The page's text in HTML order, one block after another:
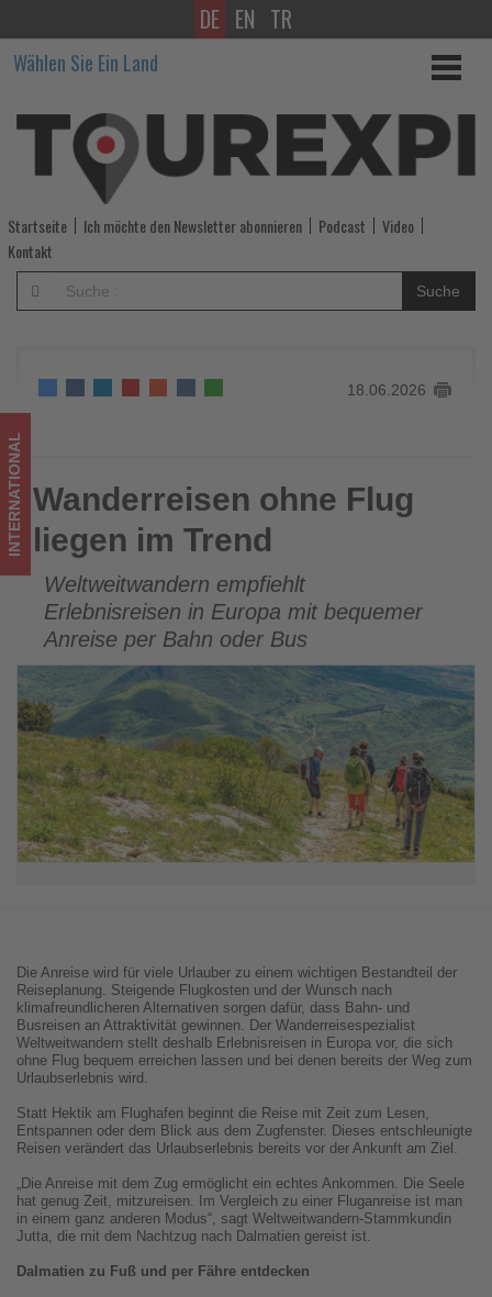
Wanderreisen
ohne
Flug
liegen
im
Trend
was
im
Tourismus
los
ist!
DE EN TR
Wählen Sie Ein Land
Startseite Ich möchte den Newsletter abonnieren Podcast
Video
Kontakt
Suche
18.06.2026
Wanderreisen ohne Flug liegen im Trend
INTERNATIONAL Wanderreisen ohne Flug
liegen im Trend
Weltweitwandern empfiehlt
Erlebnisreisen in Europa mit bequemer
Anreise per Bahn oder Bus
Die Anreise wird für viele Urlauber zu einem wichtigen Bestandteil der
Reiseplanung. Steigende Flugkosten und der Wunsch nach
klimafreundlicheren Alternativen sorgen dafür, dass Bahn- und
Busreisen an Attraktivität gewinnen. Der Wanderreisespezialist
Weltweitwandern stellt deshalb Erlebnisreisen in Europa vor, die sich
ohne Flug bequem erreichen lassen und bei denen bereits der Weg zum
Urlaubserlebnis wird.
Statt Hektik am Flughafen beginnt die Reise mit Zeit zum Lesen,
Entspannen oder dem Blick aus dem Zugfenster. Dieses entschleunigte
Reisen verändert das Urlaubserlebnis bereits vor der Ankunft am Ziel.
„Die Anreise mit dem Zug ermöglicht ein echtes Ankommen. Die Seele
hat genug Zeit, mitzureisen. Im Vergleich zu einer Fluganreise ist man
in einem ganz anderen Modus“, sagt Weltweitwandern-Stammkundin
Jutta, die mit dem Nachtzug nach Dalmatien gereist ist.
Dalmatien zu Fuß und per Fähre entdecken